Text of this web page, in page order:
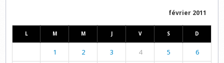
février 2011
L M M J V S D
1 2 3 4 5 6